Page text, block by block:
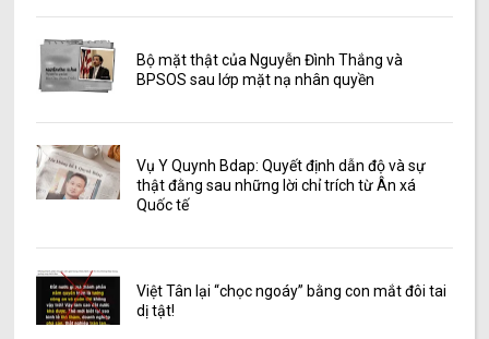
Bộ mặt thật của Nguyễn Đình Thắng và
BPSOS sau lớp mặt nạ nhân quyền
Vụ Y Quynh Bdap: Quyết định dẫn độ và sự
thật đằng sau những lời chỉ trích từ Ân xá
Quốc tế
Việt Tân lại “chọc ngoáy” bằng con mắt đôi tai
dị tật!